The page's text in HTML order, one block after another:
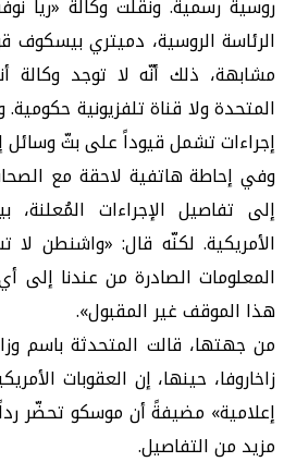
الرئاسة الروسية، دميتري بيسكوف
مشابهة، ذلك أنّه لا توجد وكالة
المتحدة ولا قناة تلفزيونية
إجراءات تشمل قيوداً على بثّ وسائل
وفي إحاطة هاتفية لاحقة مع
إلى تفاصيل الإجراءات المُعلنة،
الأمريكية. لكنّه قال: «واشنطن
المعلومات الصادرة من عندنا
هذا الموقف غير المقبول».
من جهتها، قالت المتحدثة باسم
زاخاروفا، حينها، إن العقوبات
إعلامية» مضيفةً أن موسكو تحضّر
مزيد من التفاصيل.